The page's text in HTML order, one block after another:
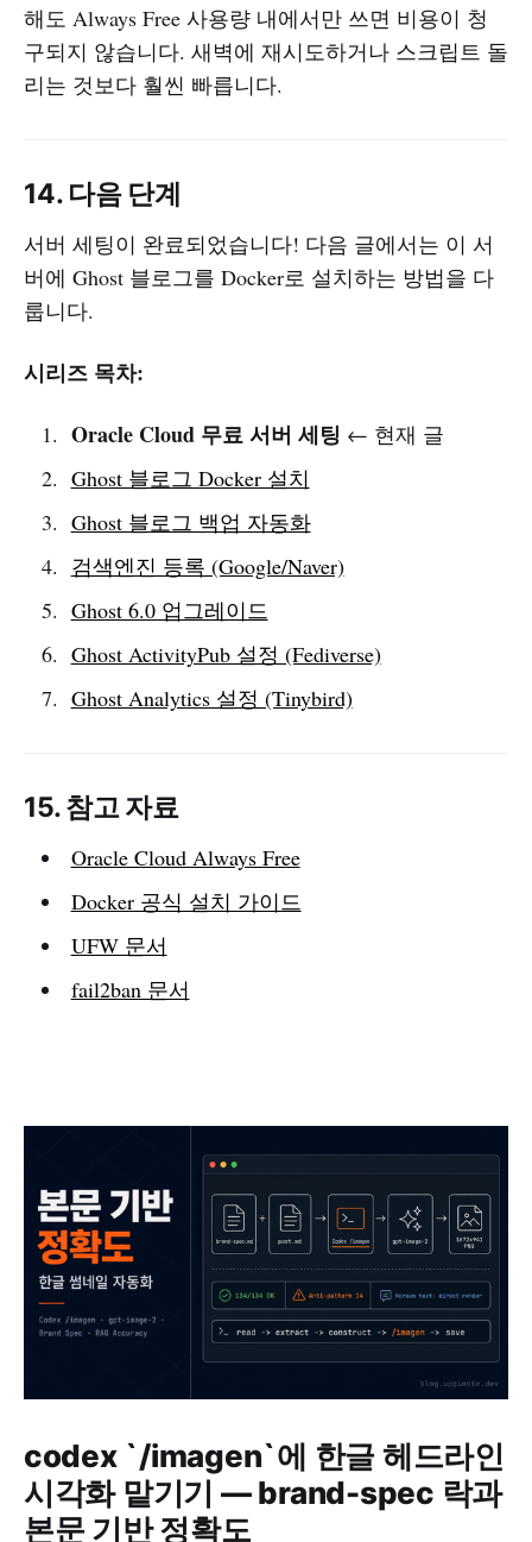
해도 Always Free 사용량 내에서만 쓰면 비용이 청
구되지 않습니다. 새벽에 재시도하거나 스크립트 돌
리는 것보다 훨씬 빠릅니다.
14. 다음 단계
서버 세팅이 완료되었습니다! 다음 글에서는 이 서
버에 Ghost 블로그를 Docker로 설치하는 방법을 다
룹니다.
시리즈 목차:
Oracle Cloud 무료 서버 세팅 ← 현재 글
Ghost 블로그 Docker 설치
Ghost 블로그 백업 자동화
검색엔진 등록 (Google/Naver)
Ghost 6.0 업그레이드
Ghost ActivityPub 설정 (Fediverse)
Ghost Analytics 설정 (Tinybird)
15. 참고 자료
Oracle Cloud Always Free
Docker 공식 설치 가이드
UFW 문서
fail2ban 문서
codex `/imagen`에 한글 헤드라인
시각화 맡기기 — brand-spec 락과
본문 기반 정확도